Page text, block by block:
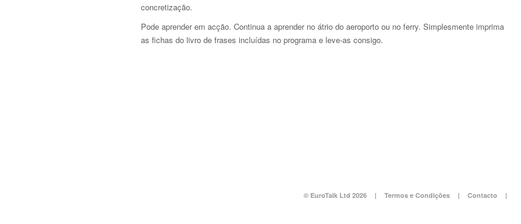
concretização.
Pode aprender em acção. Continua a aprender no átrio do aeroporto ou no ferry. Simplesmente imprima
as fichas do livro de frases incluídas no programa e leve-as consigo.
© EuroTalk Ltd 2026 | Termos e Condições | Contacto |